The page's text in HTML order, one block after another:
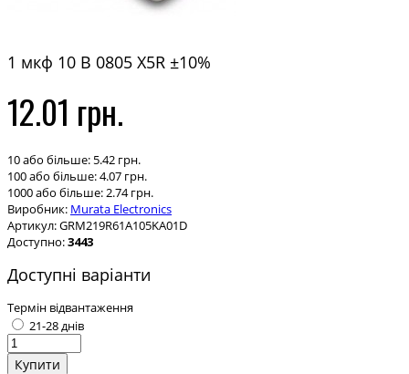
1 мкф 10 В 0805 X5R ±10%
12.01 грн.
10 або більше: 5.42 грн.
100 або більше: 4.07 грн.
1000 або більше: 2.74 грн.
Виробник: Murata Electronics
Артикул:GRM219R61A105KA01D
Доступно:3443
Доступні варіанти
Термін відвантаження
21-28 днів